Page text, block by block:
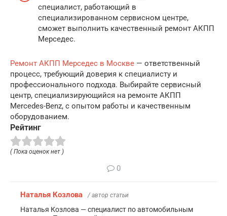
специалист, работающий в
специализированном сервисном центре,
сможет выполнить качественный ремонт АКПП
Мерседес.
Ремонт АКПП Мерседес в Москве — ответственный
процесс, требующий доверия к специалисту и
профессионального подхода. Выбирайте сервисный
центр, специализирующийся на ремонте АКПП
Mercedes-Benz, с опытом работы и качественным
оборудованием.
Рейтинг
( Пока оценок нет )
0
Наталья Козлова / автор статьи
Наталья Козлова — специалист по автомобильным